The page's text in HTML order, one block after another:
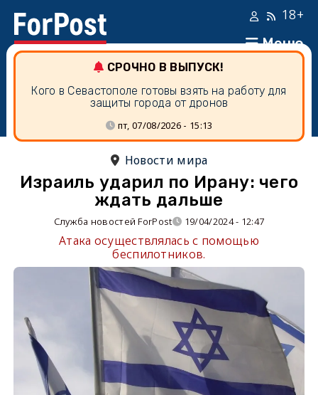
Меню
18+
СРОЧНО В ВЫПУСК!
Кого в Севастополе готовы взять на работу для
защиты города от дронов
пт, 07/08/2026 - 15:13
Новости мира
Израиль ударил по Ирану: чего
ждать дальше
Служба новостей ForPost 19/04/2024 - 12:47
Атака осуществлялась с помощью
беспилотников.